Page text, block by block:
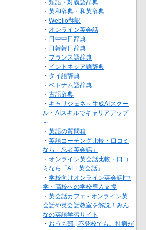
・ 類語・対義語辞典
・ 英和辞典・和英辞典
・ Weblio翻訳
・ オンライン英会話
・ 日中中日辞典
・ 日韓韓日辞典
・ フランス語辞典
・ インドネシア語辞典
・ タイ語辞典
・ ベトナム語辞典
・ 古語辞典
・ キャリジェネ～生成AIスクー
ル・AIスキルでキャリアアップ
～
・ 英語の質問箱
・ 英語コーチング比較・口コミ
なら「忍者英会話」
・ オンライン英会話比較・口コ
ミなら「ALL英会話」
・ 学校向けオンライン英会話|中
学・高校への学校導入支援
・ 英会話カフェ - オンライン英
会話や英会話教室を解説！みん
なの英語学習サイト
・ おうち部 | 不登校でも、持病が